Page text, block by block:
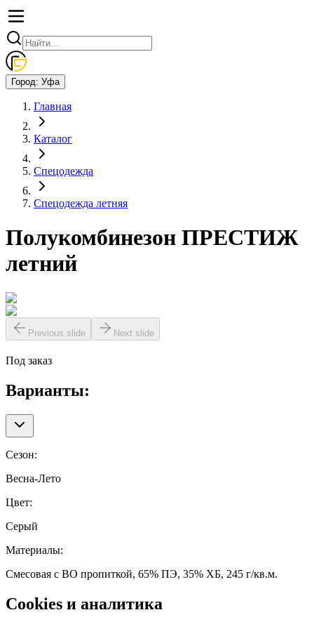
Город: Уфа
Главная
Каталог
Спецодежда
Спецодежда летняя
Полукомбинезон ПРЕСТИЖ
летний
Previous slide Next slide
Под заказ
Варианты:
Сезон:
Весна-Лето
Цвет:
Серый
Материалы:
Смесовая с ВО пропиткой, 65% ПЭ, 35% ХБ, 245 г/кв.м.
Cookies и аналитика